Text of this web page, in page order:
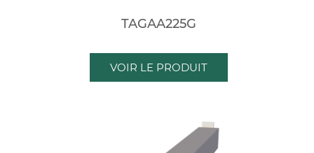
TAGAA225G
VOIR LE PRODUIT